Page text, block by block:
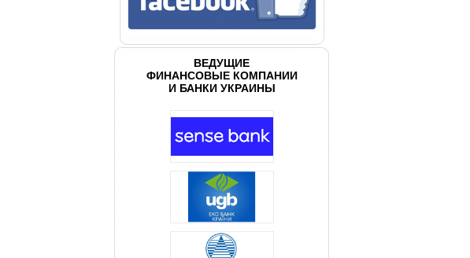
ВЕДУЩИЕ
ФИНАНСОВЫЕ КОМПАНИИ
И БАНКИ УКРАИНЫ